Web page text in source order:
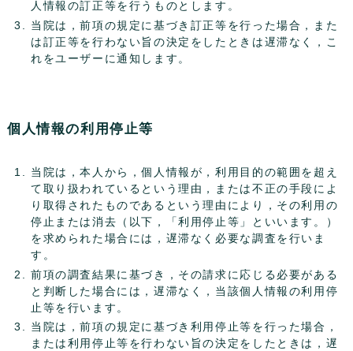
人情報の訂正等を行うものとします。
当院は，前項の規定に基づき訂正等を行った場合，また
は訂正等を行わない旨の決定をしたときは遅滞なく，こ
れをユーザーに通知します。
個人情報の利用停止等
当院は，本人から，個人情報が，利用目的の範囲を超え
て取り扱われているという理由，または不正の手段によ
り取得されたものであるという理由により，その利用の
停止または消去（以下，「利用停止等」といいます。）
を求められた場合には，遅滞なく必要な調査を行いま
す。
前項の調査結果に基づき，その請求に応じる必要がある
と判断した場合には，遅滞なく，当該個人情報の利用停
止等を行います。
当院は，前項の規定に基づき利用停止等を行った場合，
または利用停止等を行わない旨の決定をしたときは，遅